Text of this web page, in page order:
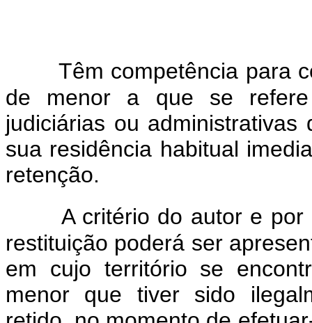
Têm competência para
de menor a que se refere
judiciárias ou
sua residência habitual
retenção.
A critério do autor e
restituição poderá ser
em cujo território se
menor que tiver sido